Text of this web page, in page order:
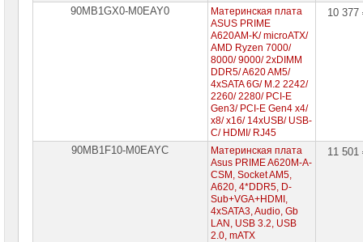
90MB1GX0-M0EAY0
Материнская плата
ASUS PRIME
A620AM-K/ microATX/
AMD Ryzen 7000/
8000/ 9000/ 2xDIMM
DDR5/ A620 AM5/
4xSATA 6G/ M.2 2242/
2260/ 2280/ PCI-E
Gen3/ PCI-E Gen4 x4/
x8/ x16/ 14xUSB/ USB-
C/ HDMI/ RJ45
10
90MB1F10-M0EAYC
Материнская плата
Asus PRIME A620M-A-
CSM, Socket AM5,
A620, 4*DDR5, D-
Sub+VGA+HDMI,
4xSATA3, Audio, Gb
LAN, USB 3.2, USB
2.0, mATX
11